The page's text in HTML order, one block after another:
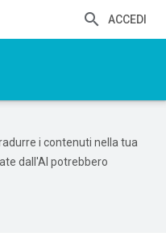
ACCEDI
i contenuti nella tua
dall'AI potrebbero